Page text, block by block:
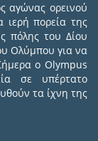
αγώνας ορεινού
ιερή πορεία της
πόλης του Δίου
Ολύμπου για να
ο Olympus
σε υπέρτατο
τα ίχνη της